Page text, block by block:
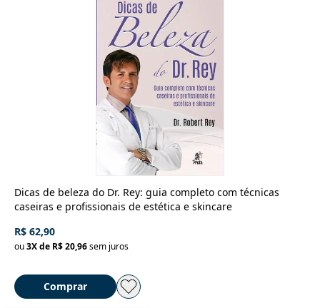
Dicas de beleza do Dr. Rey: guia completo com técnicas
caseiras e profissionais de estética e skincare
R$ 62,90
ou3X de R$ 20,96sem juros
Comprar